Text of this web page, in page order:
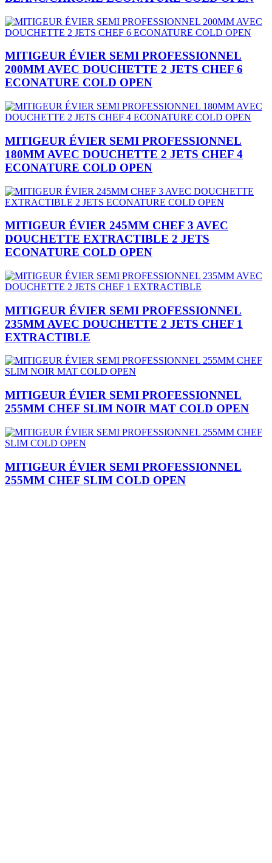
MITIGEUR ÉVIER SEMI PROFESSIONNEL
200MM AVEC DOUCHETTE 2 JETS CHEF 6
ECONATURE COLD OPEN
MITIGEUR ÉVIER SEMI PROFESSIONNEL
180MM AVEC DOUCHETTE 2 JETS CHEF 4
ECONATURE COLD OPEN
MITIGEUR ÉVIER 245MM CHEF 3 AVEC
DOUCHETTE EXTRACTIBLE 2 JETS
ECONATURE COLD OPEN
MITIGEUR ÉVIER SEMI PROFESSIONNEL
235MM AVEC DOUCHETTE 2 JETS CHEF 1
EXTRACTIBLE
MITIGEUR ÉVIER SEMI PROFESSIONNEL
255MM CHEF SLIM NOIR MAT COLD OPEN
MITIGEUR ÉVIER SEMI PROFESSIONNEL
255MM CHEF SLIM COLD OPEN